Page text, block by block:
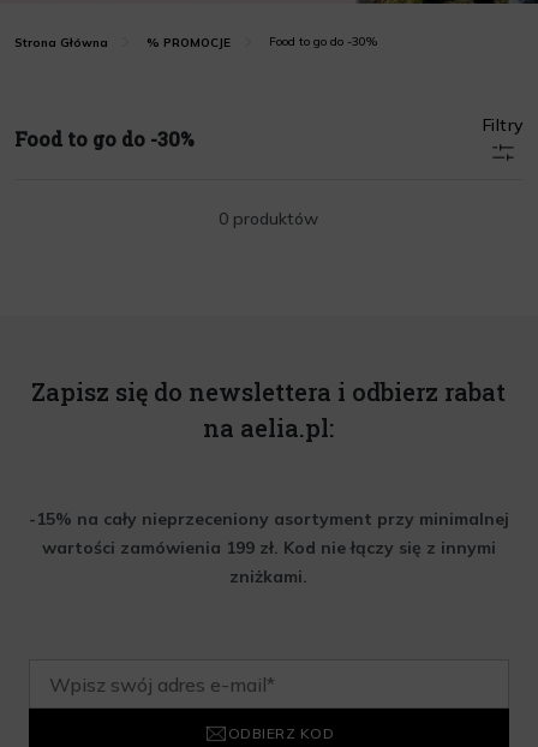
Strona Główna % PROMOCJE Food to go do -30%
Food to go do -30%
Filtry
0 produktów
Zapisz się do newslettera i odbierz rabat
na aelia.pl:
-15% na cały nieprzeceniony asortyment przy minimalnej
wartości zamówienia 199 zł. Kod nie łączy się z innymi
zniżkami.
ODBIERZ KOD